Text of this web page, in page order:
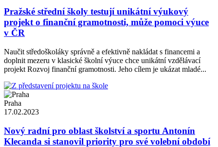
Pražské střední školy testují unikátní výukový
projekt o finanční gramotnosti, může pomoci výuce
v ČR
Naučit středoškoláky správně a efektivně nakládat s financemi a
doplnit mezeru v klasické školní výuce chce unikátní vzdělávací
projekt Rozvoj finanční gramotnosti. Jeho cílem je ukázat mladé...
Praha
17.02.2023
Nový radní pro oblast školství a sportu Antonín
Klecanda si stanovil priority pro své volební období